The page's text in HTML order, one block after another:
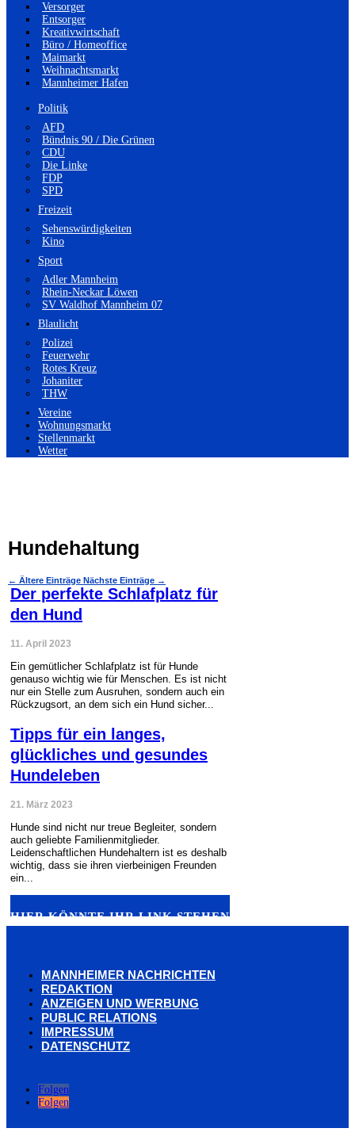
Versorger
Entsorger
Kreativwirtschaft
Büro / Homeoffice
Maimarkt
Weihnachtsmarkt
Mannheimer Hafen
Politik
AFD
Bündnis 90 / Die Grünen
CDU
Die Linke
FDP
SPD
Freizeit
Sehenswürdigkeiten
Kino
Sport
Adler Mannheim
Rhein-Neckar Löwen
SV Waldhof Mannheim 07
Blaulicht
Polizei
Feuerwehr
Rotes Kreuz
Johaniter
THW
Vereine
Wohnungsmarkt
Stellenmarkt
Wetter
Hundehaltung
← Ältere Einträge Nächste Einträge →
Der perfekte Schlafplatz für
den Hund
11. April 2023
Ein gemütlicher Schlafplatz ist für Hunde
genauso wichtig wie für Menschen. Es ist nicht
nur ein Stelle zum Ausruhen, sondern auch ein
Rückzugsort, an dem sich ein Hund sicher...
Tipps für ein langes,
glückliches und gesundes
Hundeleben
21. März 2023
Hunde sind nicht nur treue Begleiter, sondern
auch geliebte Familienmitglieder.
Leidenschaftlichen Hundehaltern ist es deshalb
wichtig, dass sie ihren vierbeinigen Freunden
ein...
HIER KÖNNTE IHR LINK STEHEN
MANNHEIMER NACHRICHTEN
REDAKTION
ANZEIGEN UND WERBUNG
PUBLIC RELATIONS
IMPRESSUM
DATENSCHUTZ
Folgen
Folgen